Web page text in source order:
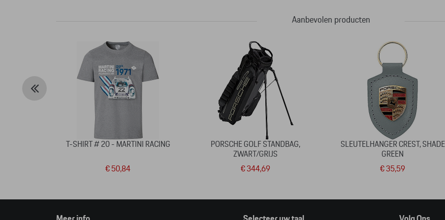
Aanbevolen producten
T-SHIRT # 20 - MARTINI RACING
€ 50,84
PORSCHE GOLF STANDBAG,
ZWART/GRIJS
€ 344,69
SLEUTELHANGER CREST, SHADE
GREEN
€ 35,59